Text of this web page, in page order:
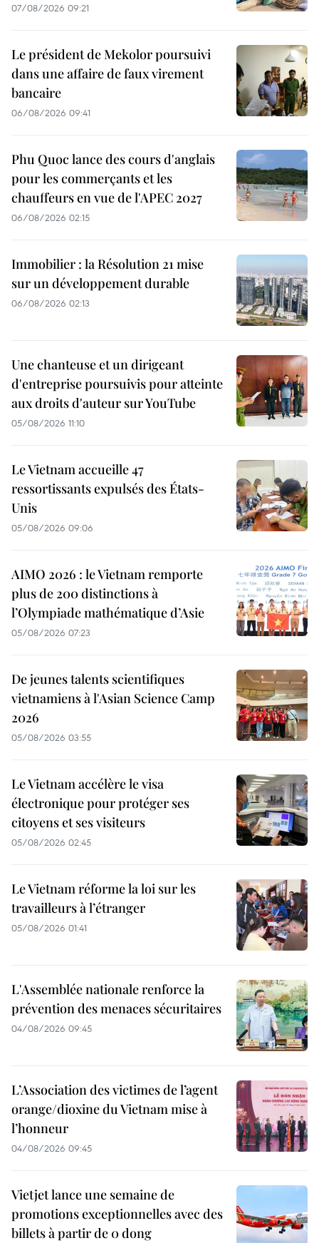
07/08/2026 09:21
Le président de Mekolor poursuivi
dans une affaire de faux virement
bancaire
06/08/2026 09:41
Phu Quoc lance des cours d'anglais
pour les commerçants et les
chauffeurs en vue de l'APEC 2027
06/08/2026 02:15
Immobilier : la Résolution 21 mise
sur un développement durable
06/08/2026 02:13
Une chanteuse et un dirigeant
d'entreprise poursuivis pour atteinte
aux droits d'auteur sur YouTube
05/08/2026 11:10
Le Vietnam accueille 47
ressortissants expulsés des États-
Unis
05/08/2026 09:06
AIMO 2026 : le Vietnam remporte
plus de 200 distinctions à
l’Olympiade mathématique d’Asie
05/08/2026 07:23
De jeunes talents scientifiques
vietnamiens à l'Asian Science Camp
2026
05/08/2026 03:55
Le Vietnam accélère le visa
électronique pour protéger ses
citoyens et ses visiteurs
05/08/2026 02:45
Le Vietnam réforme la loi sur les
travailleurs à l’étranger
05/08/2026 01:41
L'Assemblée nationale renforce la
prévention des menaces sécuritaires
04/08/2026 09:45
L’Association des victimes de l’agent
orange/dioxine du Vietnam mise à
l’honneur
04/08/2026 09:45
Vietjet lance une semaine de
promotions exceptionnelles avec des
billets à partir de 0 dong